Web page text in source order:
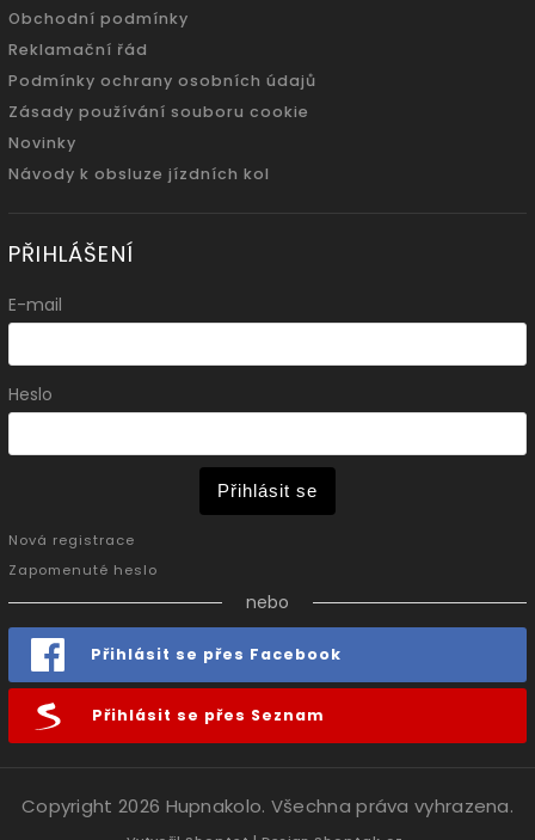
Obchodní podmínky
Reklamační řád
Podmínky ochrany osobních údajů
Zásady používání souboru cookie
Novinky
Návody k obsluze jízdních kol
PŘIHLÁŠENÍ
E-mail
Heslo
Přihlásit se
Nová registrace
Zapomenuté heslo
nebo
Přihlásit se přes Facebook
Přihlásit se přes Seznam
Copyright 2026 Hupnakolo. Všechna práva vyhrazena.